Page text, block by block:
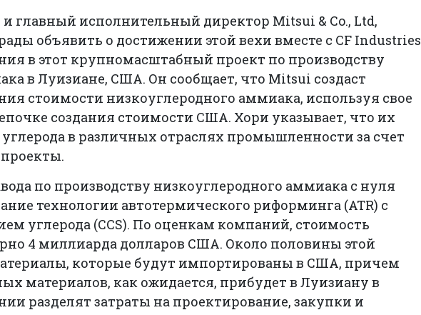
главный исполнительный директор Mitsui & Co., Ltd,
объявить о достижении этой вехи вместе с CF Industries
в этот крупномасштабный проект по производству
в Луизиане, США. Он сообщает, что Mitsui создаст
стоимости низкоуглеродного аммиака, используя свое
создания стоимости США. Хори указывает, что их
в различных отраслях промышленности за счет
по производству низкоуглеродного аммиака с нуля
технологии автотермического риформинга (ATR) с
углерода (CCS). По оценкам компаний, стоимость
4 миллиарда долларов США. Около половины этой
которые будут импортированы в США, причем
материалов, как ожидается, прибудет в Луизиану в
разделят затраты на проектирование, закупки и